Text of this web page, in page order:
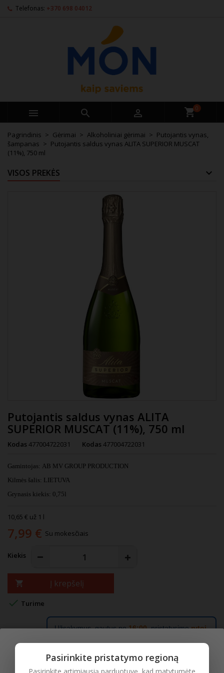
Telefonas: +370 698 04012
   0
Pagrindinis Gėrimai Alkoholiniai gėrimai
Putojantis vynas,
šampanas
Putojantis saldus vynas ALITA SUPERIOR MUSCAT
(11%), 750 ml
VISOS PREKĖS
Putojantis saldus vynas ALITA
SUPERIOR MUSCAT (11%), 750 ml
Kodas 477004722031 Kodas 477004722031
Gamintojas: AB MV GROUP PRODUCTION
Kilmės šalis: LIETUVA
Grynasis kiekis: 0,75l
10,65 € už 1 l
7,99 € Su mokesčiais
Kiekis
 Į krepšelį
 Turime
Užsakymus, gautus po16:00, pristatysimerytoj.
IŠSAMI PREKĖS INFORMACIJA
Pasirinkite pristatymo regioną
Pasirinkite artimiausią parduotuvę, kad matytumėte